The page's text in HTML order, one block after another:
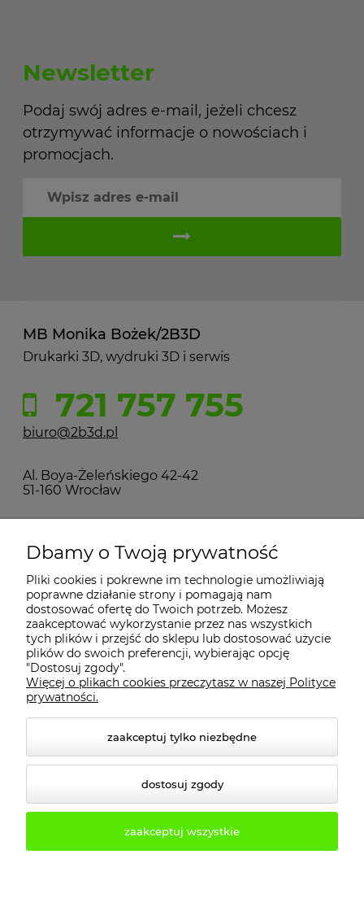
Newsletter
Podaj swój adres e-mail, jeżeli chcesz
otrzymywać informacje o nowościach i
promocjach.
MB Monika Bożek/2B3D
Drukarki 3D, wydruki 3D i serwis
721 757 755
biuro@2b3d.pl
Al. Boya-Żeleńskiego 42-42
51-160 Wrocław
MOJE KONTO
PŁATNOŚCI I DOSTAWA
INFORMACJE
KONTAKT
© 2026 2b3d.pl. Wszelkie prawa zastrzeżone.
Dbamy o Twoją prywatność
Pliki cookies i pokrewne im technologie umożliwiają
poprawne działanie strony i pomagają nam
dostosować ofertę do Twoich potrzeb. Możesz
zaakceptować wykorzystanie przez nas wszystkich
tych plików i przejść do sklepu lub dostosować użycie
plików do swoich preferencji, wybierając opcję
"Dostosuj zgody".
Więcej o plikach cookies przeczytasz w naszej Polityce
prywatności.
zaakceptuj tylko niezbędne
dostosuj zgody
zaakceptuj wszystkie